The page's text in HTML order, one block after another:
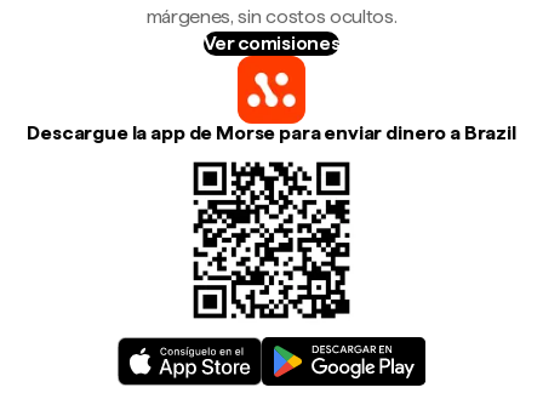
márgenes, sin costos ocultos.
Ver comisiones
Descargue la app de Morse para enviar dinero a Brazil